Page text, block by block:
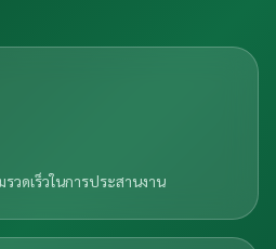
วดเร็วในการประสานงาน